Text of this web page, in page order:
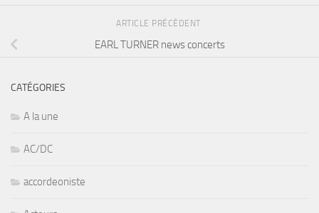
ARTICLE PRÉCÉDENT
EARL TURNER news concerts
CATÉGORIES
A la une
AC/DC
accordeoniste